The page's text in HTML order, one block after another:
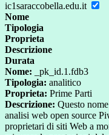
ic1saraccobella.edu.it
Nome
Tipologia
Proprieta
Descrizione
Durata
Nome: _pk_id.1.fdb3
Tipologia: analitico
Proprieta: Prime Parti
Descrizione: Questo
analisi web open source
proprietari di siti Web a